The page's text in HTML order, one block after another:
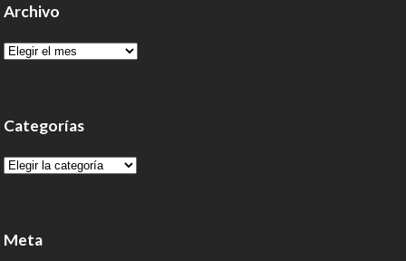
Archivo
Archivo
Categorías
Categorías
Meta